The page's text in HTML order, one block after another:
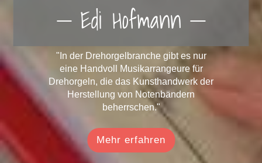
Edi Hofmann
"In der Drehorgelbranche gibt es nur
eine Handvoll Musikarrangeure für
Drehorgeln, die das Kunsthandwerk der
Herstellung von Notenbändern
beherrschen."
Mehr erfahren